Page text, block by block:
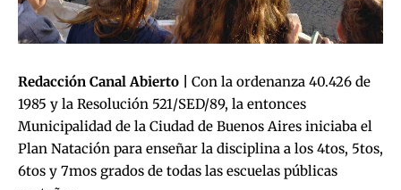
Redacción Canal Abierto |
Con la ordenanza 40.426 de
1985 y la Resolución 521/SED/89, la entonces
Municipalidad de la Ciudad de Buenos Aires iniciaba el
Plan Natación para enseñar la disciplina a los 4tos, 5tos,
6tos y 7mos grados de todas las escuelas públicas